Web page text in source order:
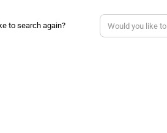
to search again?